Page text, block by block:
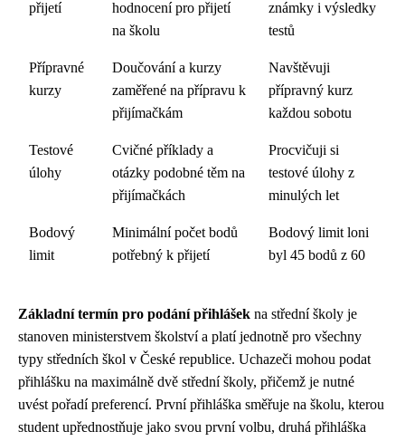
přijetí
hodnocení pro přijetí
na školu
známky i výsledky
testů
Přípravné
kurzy
Doučování a kurzy
zaměřené na přípravu k
přijímačkám
Navštěvuji
přípravný kurz
každou sobotu
Testové
úlohy
Cvičné příklady a
otázky podobné těm na
přijímačkách
Procvičuji si
testové úlohy z
minulých let
Bodový
limit
Minimální počet bodů
potřebný k přijetí
Bodový limit loni
byl 45 bodů z 60
Základní termín pro podání přihlášek na střední školy je
stanoven ministerstvem školství a platí jednotně pro všechny
typy středních škol v České republice. Uchazeči mohou podat
přihlášku na maximálně dvě střední školy, přičemž je nutné
uvést pořadí preferencí. První přihláška směřuje na školu, kterou
student upřednostňuje jako svou první volbu, druhá přihláška